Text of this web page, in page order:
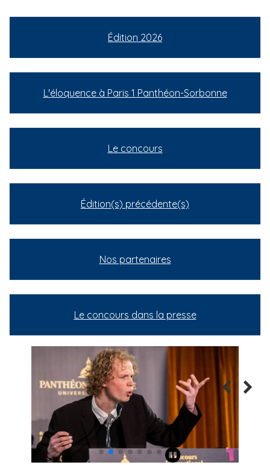
Édition 2026
L'éloquence à Paris 1 Panthéon-Sorbonne
Le concours
Édition(s) précédente(s)
Nos partenaires
Le concours dans la presse